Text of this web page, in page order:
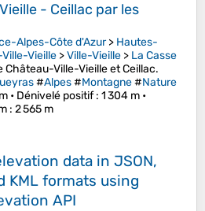
- Ceillac par les
Alpes-Côte d'Azur> Hautes-
Vieille >Ville-Vieille > La Casse
Château-Ville-Vieille et Ceillac.
#Alpes#Montagne#Nature
• Dénivelé positif: 1 304 m •
: 2 565 m
data in JSON,
KML formats using
API